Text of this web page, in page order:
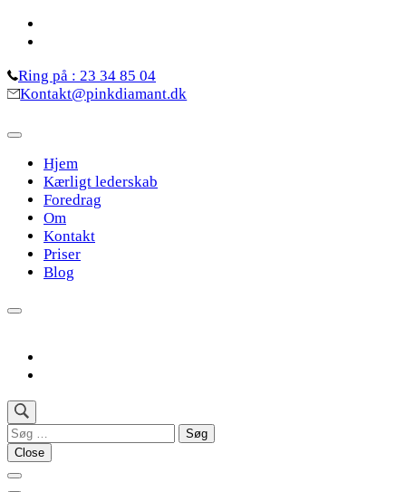
Skip
(Press
Enter)
Ring på : 23 34 85 04
Kontakt@pinkdiamant.dk
Hjem
Kærligt lederskab
Foredrag
Om
Kontakt
Priser
Blog
Søg
efter:
Close